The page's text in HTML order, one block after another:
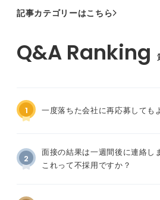
記事カテゴリーはこちら
1 一度落ちた会社に再応募しても
2
面接の結果は一週間後に連絡し
これって不採用ですか？